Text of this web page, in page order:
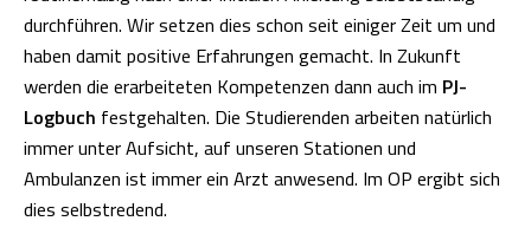
durchführen. Wir setzen dies schon seit einiger Zeit um und
haben damit positive Erfahrungen gemacht. In Zukunft
werden die erarbeiteten Kompetenzen dann auch im PJ-
Logbuch festgehalten. Die Studierenden arbeiten natürlich
immer unter Aufsicht, auf unseren Stationen und
Ambulanzen ist immer ein Arzt anwesend. Im OP ergibt sich
dies selbstredend.